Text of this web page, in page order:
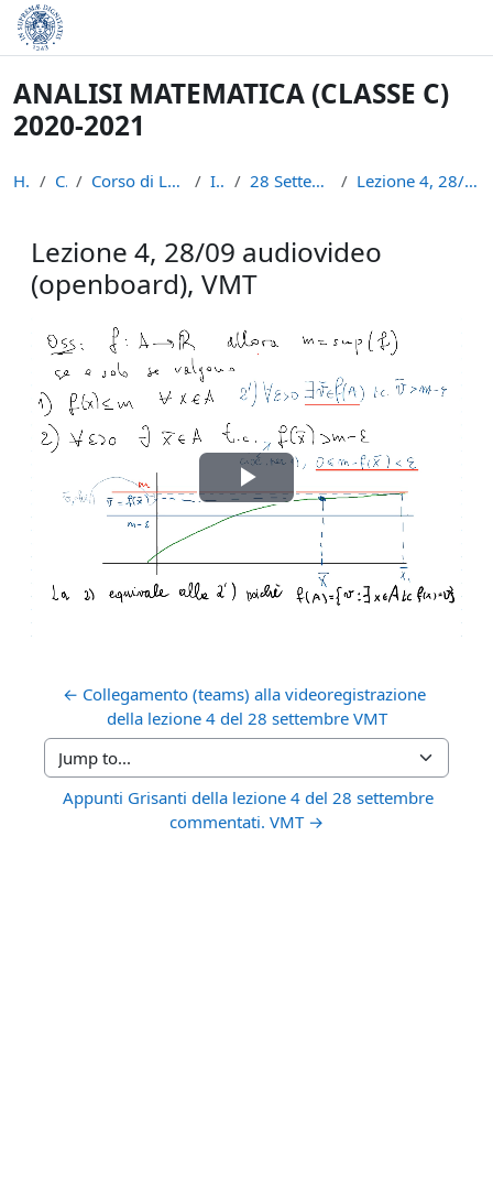
Skip to main content
ANALISI MATEMATICA (CLASSE C)
2020-2021
Home Courses Corso di Laurea in Informatica (L-31) INFAN21 28 Settembre - 2 Ottobre: III set. Lezione 4, 28/09 audiovideo (openboard), VMT
Lezione 4, 28/09 audiovideo
(openboard), VMT
Play
Video
← Collegamento (teams) alla videoregistrazione
della lezione 4 del 28 settembre VMT
Jump to...
commentati. VMT →